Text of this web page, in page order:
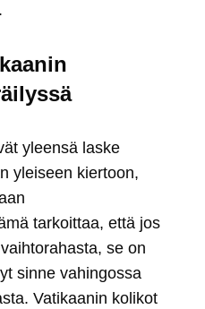
yleensä laske
yleiseen kiertoon,
tarkoittaa, että jos
se on
sinne vahingossa
Vatikaanin kolikot